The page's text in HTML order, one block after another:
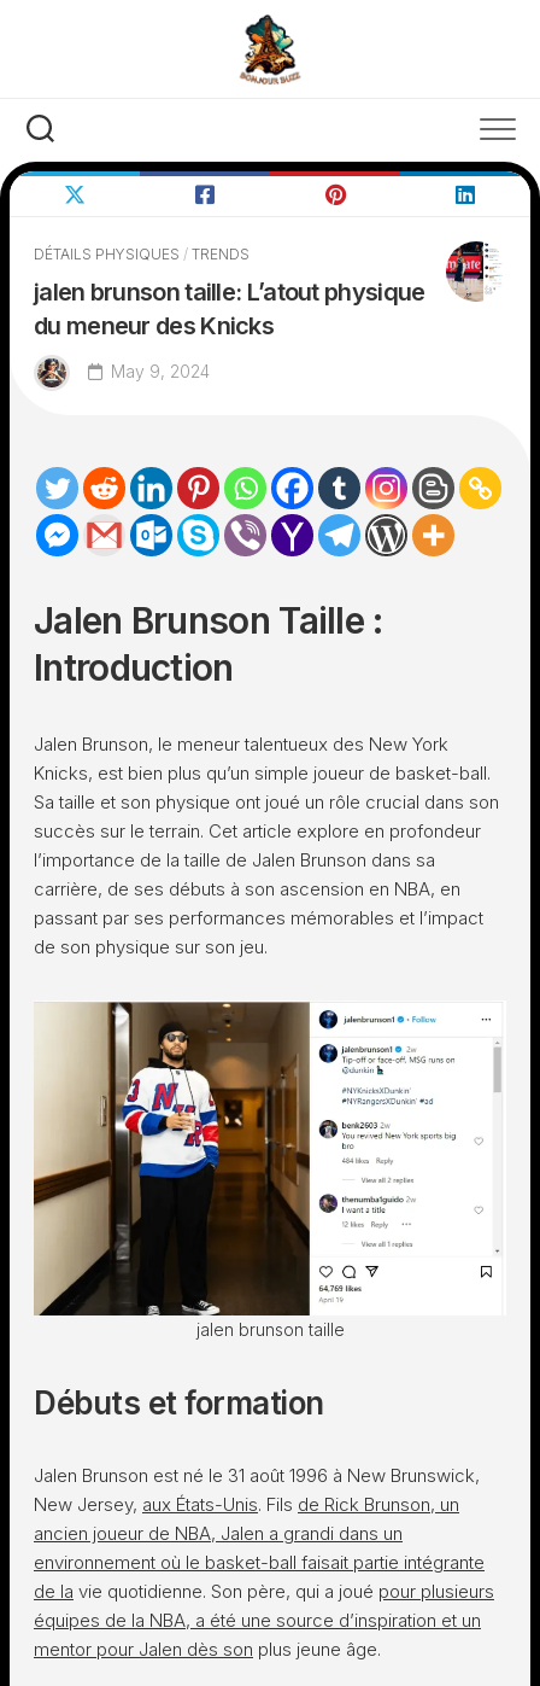
DÉTAILS PHYSIQUES / TRENDS
jalen brunson taille: L’atout physique
du meneur des Knicks
May 9, 2024
Jalen Brunson Taille :
Introduction
Jalen Brunson, le meneur talentueux des New York
Knicks, est bien plus qu’un simple joueur de basket-ball.
Sa taille et son physique ont joué un rôle crucial dans son
succès sur le terrain. Cet article explore en profondeur
l’importance de la taille de Jalen Brunson dans sa
carrière, de ses débuts à son ascension en NBA, en
passant par ses performances mémorables et l’impact
de son physique sur son jeu.
jalen brunson taille
Débuts et formation
Jalen Brunson est né le 31 août 1996 à New Brunswick,
New Jersey, aux États-Unis. Fils de Rick Brunson, un
ancien joueur de NBA, Jalen a grandi dans un
environnement où le basket-ball faisait partie intégrante
de la vie quotidienne. Son père, qui a joué pour plusieurs
équipes de la NBA, a été une source d’inspiration et un
mentor pour Jalen dès son plus jeune âge.